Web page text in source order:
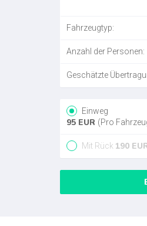
Fahrzeugtyp:
Anzahl der Personen:
Geschätzte
Einweg
95 EUR (Pro
Mit Rück 190